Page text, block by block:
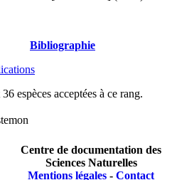
Bibliographie
espèces acceptées à ce rang.
Centre de documentation des
Sciences Naturelles
Mentions légales - Contact